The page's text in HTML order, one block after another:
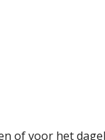
of voor het